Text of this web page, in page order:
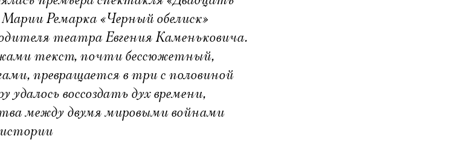
Ремарка «Черный обелиск»
театра Евгения Каменьковича.
текст, почти бессюжетный,
превращается в три с половиной
удалось воссоздать дух времени,
между двумя мировыми войнами